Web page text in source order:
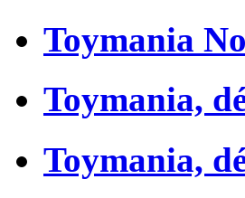
Toymania
Toymania,
Toymania,